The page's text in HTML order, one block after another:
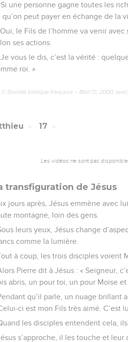
Si une personne gagne toutes les
qu’on peut payer en échange de la
Oui, le Fils de l’homme va venir
ses actions.
Je vous le dis, c’est la vérité :
roi. »
© Société biblique française – Bibli’O, 2000,
17
Les vidéos ne sont pas
transfiguration de Jésus
jours après, Jésus emmène avec
montagne, loin des gens.
leurs yeux, Jésus change
comme la lumière.
à coup, les trois disciples voient
Pierre dit à Jésus : « Seigneur,
abris, un pour toi, un pour Moïse et
qu’il parle, un nuage brillant
ci est mon Fils très aimé. C’est
les disciples entendent cela,
s’approche, il les touche et leur